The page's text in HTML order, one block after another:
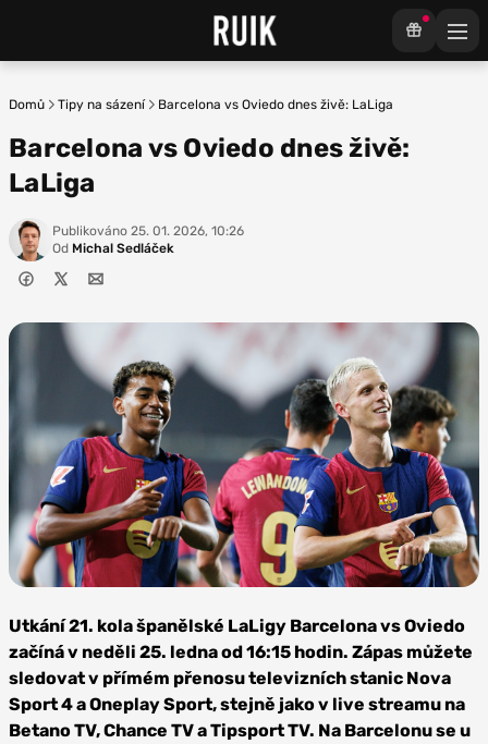
Domů Tipy na sázení Barcelona vs Oviedo dnes živě: LaLiga
Barcelona vs Oviedo dnes živě:
LaLiga
Publikováno 25. 01. 2026, 10:26
Od Michal Sedláček
Depositphotos
Utkání 21. kola španělské LaLigy Barcelona vs Oviedo
začíná v neděli 25. ledna od 16:15 hodin. Zápas můžete
sledovat v přímém přenosu televizních stanic Nova
Sport 4 a Oneplay Sport, stejně jako v live streamu na
Betano TV, Chance TV a Tipsport TV. Na Barcelonu se u